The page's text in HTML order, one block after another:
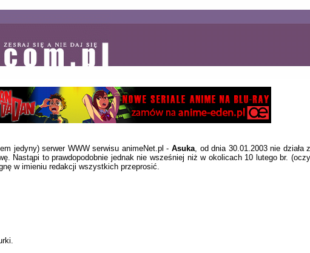
jedyny) serwer WWW serwisu animeNet.pl -Asuka , od dnia 30.01.2003 nie
Nastąpi to prawdopodobnie jednak nie wsześniej niż w okolicach 10 lutego br.
w imieniu redakcji wszystkich przeprosić.